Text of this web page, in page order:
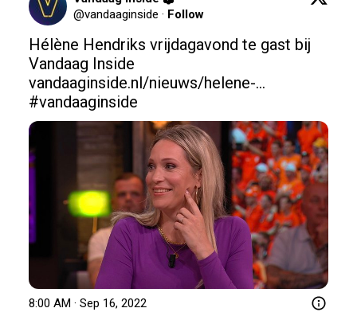
@vandaaginside · Follow
Hélène Hendriks vrijdagavond te gast bij
vandaaginside.nl/nieuws/helene-…
#vandaaginside
8:00 AM · Sep 16, 2022